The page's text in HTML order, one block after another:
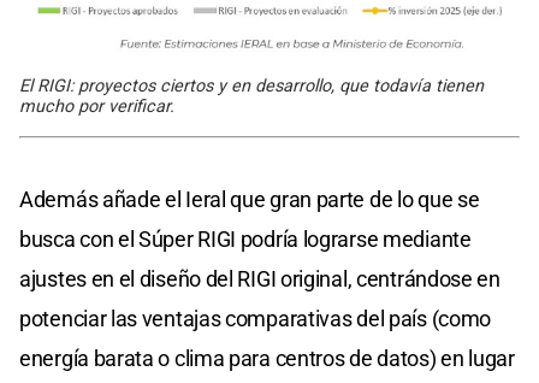
El RIGI: proyectos ciertos y en desarrollo, que todavía tienen
mucho por verificar.
Además añade el Ieral que gran parte de lo que se
busca con el Súper RIGI podría lograrse mediante
ajustes en el diseño del RIGI original, centrándose en
potenciar las ventajas comparativas del país (como
energía barata o clima para centros de datos) en lugar